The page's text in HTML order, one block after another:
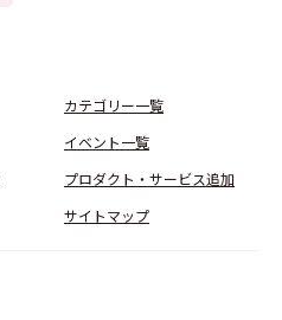
カテゴリー一覧
イベント一覧
プロダクト・サービス追加
サイトマップ